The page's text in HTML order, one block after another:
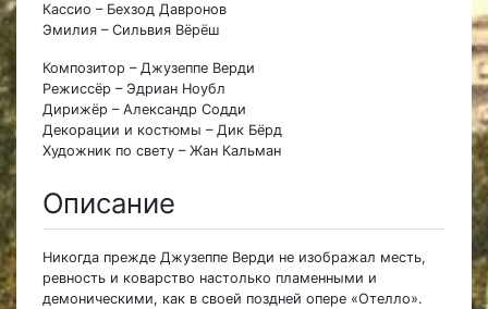
Кассио – Бехзод Давронов
Эмилия – Сильвия Вёрёш
Композитор – Джузеппе Верди
Режиссёр – Эдриан Ноубл
Дирижёр – Александр Содди
Декорации и костюмы – Дик Бёрд
Художник по свету – Жан Кальман
Описание
Никогда прежде Джузеппе Верди не изображал месть,
ревность и коварство настолько пламенными и
демоническими, как в своей поздней опере «Отелло».